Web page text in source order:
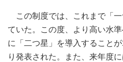
この制度では、これまで「
ていた。この度、より高い水
に「二つ星」を導入すること
り発表された。また、来年度